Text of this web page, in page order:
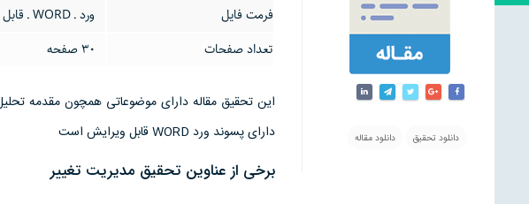
دانلود تحقیق دانلود مقاله
فرمت فایل
ورد ـ WORD ـ قابل ویرایش
تعداد صفحات
30 صفحه
دارای پسوند ورد WORD قابل ویرایش است
برخی از عناوین تحقیق مدیریت تغییر